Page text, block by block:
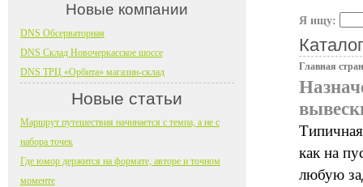
Я ищу:
Главная
как на
любую
Новые компании
DNS Обсерваторная
DNS Склад Новочеркасское шоссе
DNS ТРЦ «Орбита» магазин-склад
Новые статьи
Маршрут путешествия начинается с темпа, а не с
набора точек
Где юмор держится на формате, авторе и точном
моменте